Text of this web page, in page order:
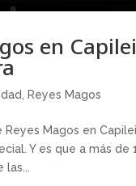
en
Reyes Magos
Magos en
Y es que a más